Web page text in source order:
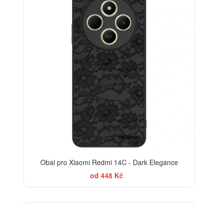
Obal pro Xiaomi Redmi 14C - Dark Elegance
od 448 Kč